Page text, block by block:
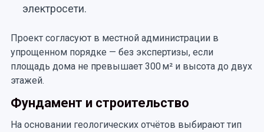
электросети.
Проект согласуют в местной администрации в
упрощенном порядке — без экспертизы, если
площадь дома не превышает 300 м² и высота до двух
этажей.
Фундамент и строительство
На основании геологических отчётов выбирают тип